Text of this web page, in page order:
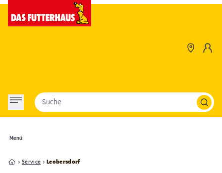
Menü
Suche
Service Leobersdorf